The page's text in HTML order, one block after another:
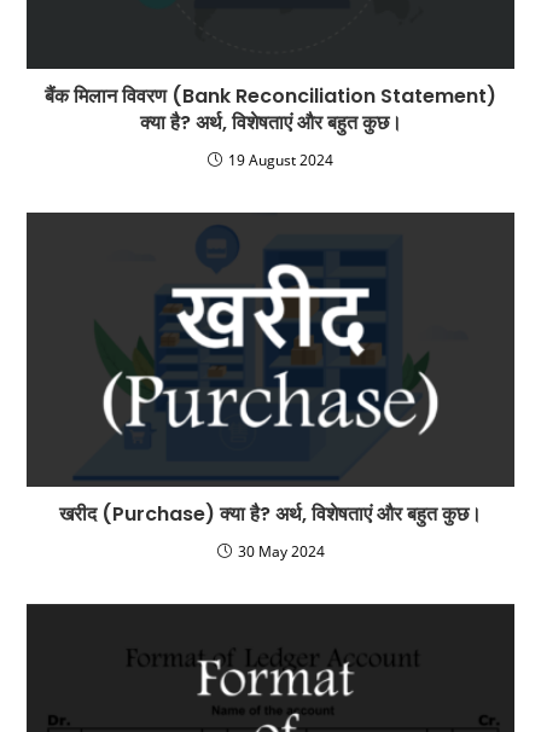
बैंक मिलान विवरण (Bank Reconciliation Statement)
क्या है? अर्थ, विशेषताएं और बहुत कुछ।
19 August 2024
खरीद (Purchase) क्या है? अर्थ, विशेषताएं और बहुत कुछ।
30 May 2024